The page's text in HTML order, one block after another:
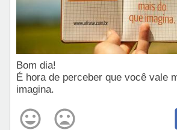
Bom dia!
É hora de perceber que você vale
imagina.